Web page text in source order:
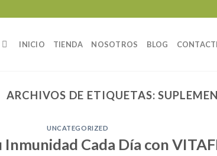
INICIO TIENDA NOSOTROS BLOG
ARCHIVOS DE ETIQUETAS:
UNCATEGORIZED
Inmunidad Cada Día con